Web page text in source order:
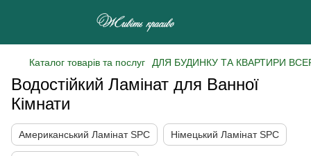
Каталог товарів та послуг ДЛЯ БУДИНКУ ТА КВАРТИРИ
Водостійкий Ламінат для Ванної
Кімнати
Американський Ламінат SPC Німецький Ламінат SPC